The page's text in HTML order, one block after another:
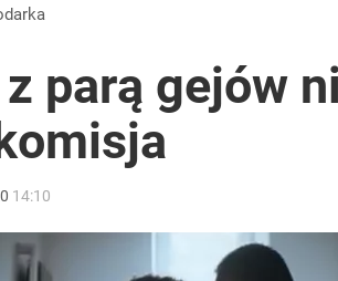
Prawie 2 mln wniosków w
wspólnej kolekcji kapsułowej
parą gejów
14:10